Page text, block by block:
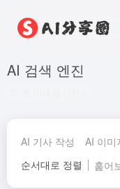
AI 검색 엔진
AI 기사 작성 AI 이미
순서대로 정렬
훑어